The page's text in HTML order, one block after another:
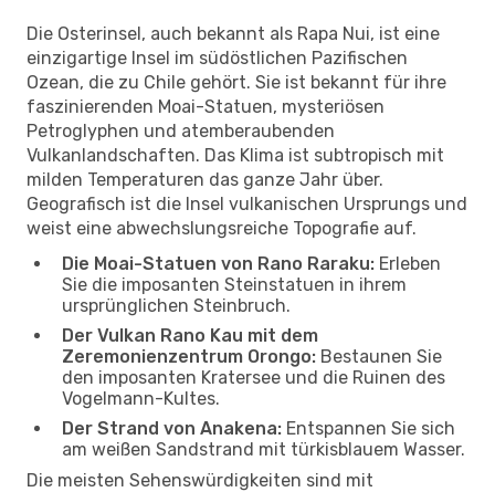
Die Osterinsel, auch bekannt als Rapa Nui, ist eine
einzigartige Insel im südöstlichen Pazifischen
Ozean, die zu Chile gehört. Sie ist bekannt für ihre
faszinierenden Moai-Statuen, mysteriösen
Petroglyphen und atemberaubenden
Vulkanlandschaften. Das Klima ist subtropisch mit
milden Temperaturen das ganze Jahr über.
Geografisch ist die Insel vulkanischen Ursprungs und
weist eine abwechslungsreiche Topografie auf.
Die Moai-Statuen von Rano Raraku: Erleben
Sie die imposanten Steinstatuen in ihrem
ursprünglichen Steinbruch.
Der Vulkan Rano Kau mit dem
Zeremonienzentrum Orongo: Bestaunen Sie
den imposanten Kratersee und die Ruinen des
Vogelmann-Kultes.
Der Strand von Anakena: Entspannen Sie sich
am weißen Sandstrand mit türkisblauem Wasser.
Die meisten Sehenswürdigkeiten sind mit